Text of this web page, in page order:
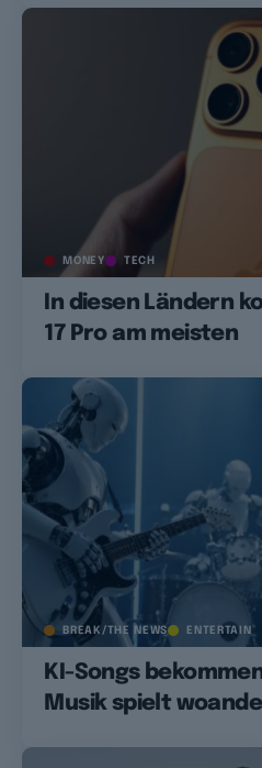
MONEY TECH
In diesen Ländern
17 Pro am meisten
BREAK/THE NEWS ENTERTAIN
KI-Songs
Musik spielt